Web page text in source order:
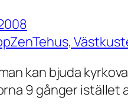
kan bjuda
9 gånger istället